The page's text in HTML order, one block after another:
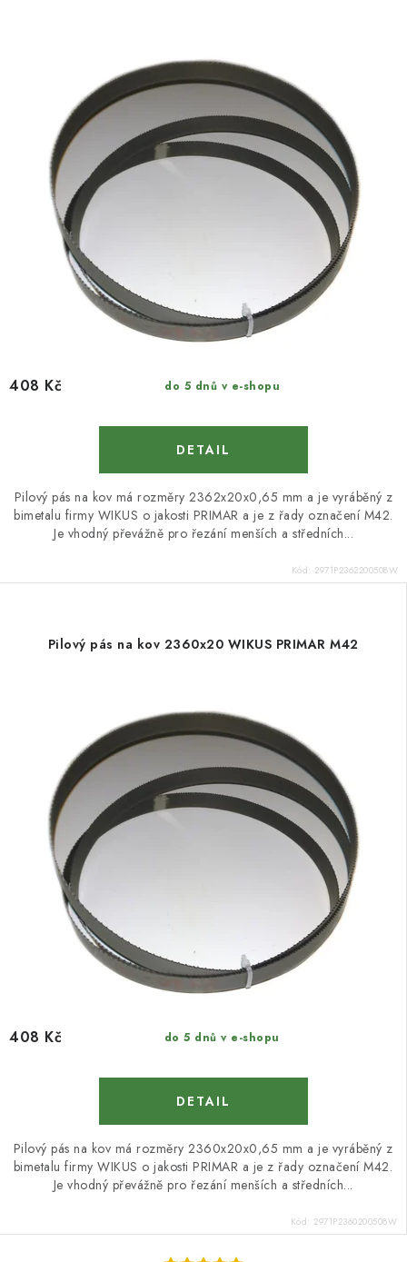
do 5 dnů v e-shopu
408 Kč
Pilový pás na kov má rozměry 2362x20x0,65 mm a je vyráběný z
bimetalu firmy WIKUS o jakosti PRIMAR a je z řady označení M42.
Je vhodný převážně pro řezání menších a středních...
Kód: 2971P2362200508W
Pilový pás na kov 2360x20 WIKUS PRIMAR M42
do 5 dnů v e-shopu
408 Kč
Pilový pás na kov má rozměry 2360x20x0,65 mm a je vyráběný z
bimetalu firmy WIKUS o jakosti PRIMAR a je z řady označení M42.
Je vhodný převážně pro řezání menších a středních...
Kód: 2971P2360200508W